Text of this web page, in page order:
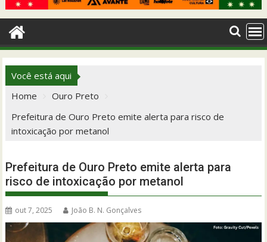
Você está aqui
Home
Ouro Preto
Prefeitura de Ouro Preto emite alerta para risco de
intoxicação por metanol
Prefeitura de Ouro Preto emite alerta para
risco de intoxicação por metanol
out 7, 2025 João B. N. Gonçalves